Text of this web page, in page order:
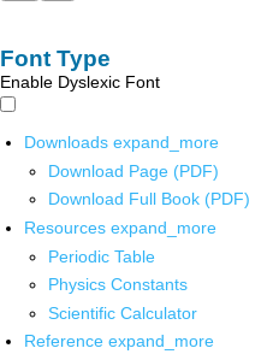
Font Type
Enable Dyslexic Font
Downloads expand_more
Download Page (PDF)
Download Full Book (PDF)
Resources expand_more
Periodic Table
Physics Constants
Scientific Calculator
Reference expand_more